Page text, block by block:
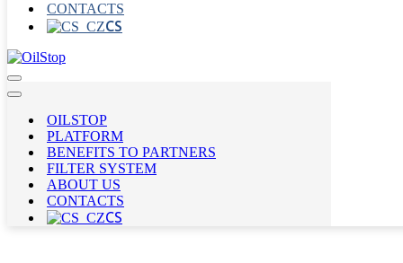
CONTACTS
CS
Navigation
Menu
Navigation
OILSTOP
PLATFORM
BENEFITS TO PARTNERS
FILTER SYSTEM
ABOUT US
CONTACTS
CS